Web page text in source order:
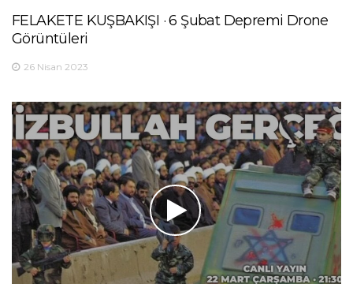
FELAKETE KUŞBAKIŞI · 6 Şubat Depremi Drone
Görüntüleri
26 Nisan 2023